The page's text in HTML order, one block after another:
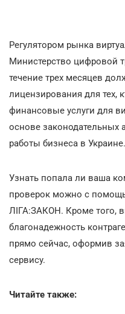
Регулятором рынка
Министерство цифровой
течение трех месяцев
лицензирования для тех,
финансовые услуги для
основе законодательных
работы бизнеса в Украине.
Узнать попала ли ваша
проверок можно с
ЛІГА:ЗАКОН. Кроме того,
благонадежность
прямо сейчас, оформив
сервису.
Читайте также: